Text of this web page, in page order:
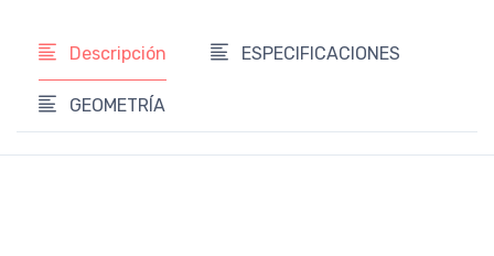
Descripción ESPECIFICACIONES
GEOMETRÍA